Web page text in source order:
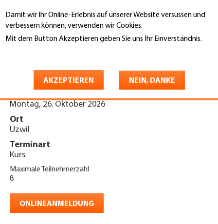
Damit wir Ihr Online-Erlebnis auf unserer Website versüssen und
verbessern können, verwenden wir Cookies.
Mit dem Button Akzeptieren geben Sie uns Ihr Einverständnis.
AKZEPTIEREN NEIN, DANKE
zum
Inhalt
Schulung PSAgA 2026
Montag, 26. Oktober 2026
Ort
Uzwil
Terminart
Kurs
Maximale Teilnehmerzahl
8
ONLINEANMELDUNG